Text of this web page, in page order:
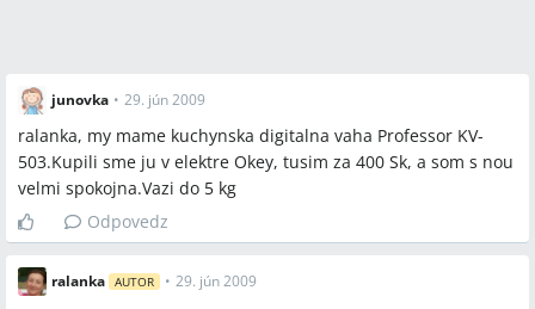
junovka • 29. jún 2009
ralanka, my mame kuchynska digitalna vaha Professor KV-
503.Kupili sme ju v elektre Okey, tusim za 400 Sk, a som s nou
velmi spokojna.Vazi do 5 kg
Odpovedz
ralanka AUTOR • 29. jún 2009